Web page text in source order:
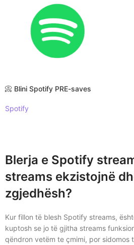
📀 Blini Spotify PRE-saves
Spotify
Blerja e Spotify
streams ekzistojnë
zgjedhësh?
Kur fillon të blesh Spotify streams,
kuptosh se jo të gjitha streams
qëndron vetëm te çmimi, por sidomos